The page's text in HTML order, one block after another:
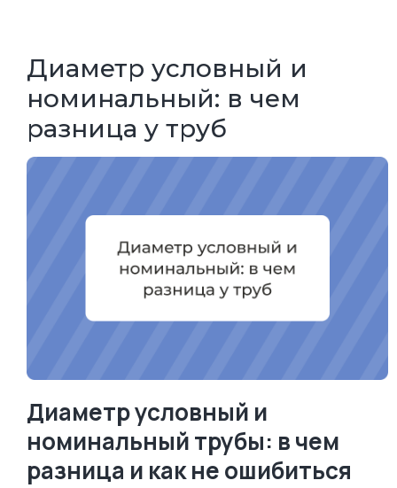
Диаметр условный и
номинальный: в чем
разница у труб
Диаметр условный и
номинальный трубы: в чем
разница и как не ошибиться